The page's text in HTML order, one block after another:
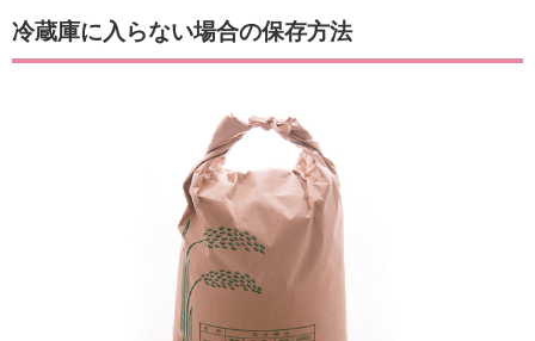
冷蔵庫に入らない場合の保存方法